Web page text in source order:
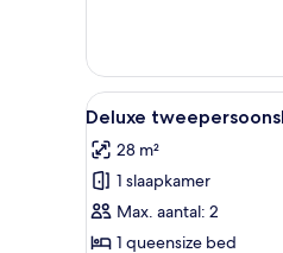
2
laden
kamer,
twee-
2
eenpersoonsbedden,
tweepersoonsbed
of
Alle
foto's
voor
Deluxe
bubbelbad
12
Deluxe
28 m²
1 slaapkamer
Max. aantal: 2
1 queensize bed